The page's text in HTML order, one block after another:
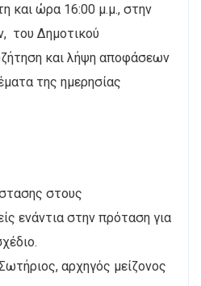
και ώρα 16:00 μ.μ., στην
του Δημοτικού
και λήψη αποφάσεων
της ημερησίας
στους
ενάντια στην πρόταση για
αρχηγός μείζονος